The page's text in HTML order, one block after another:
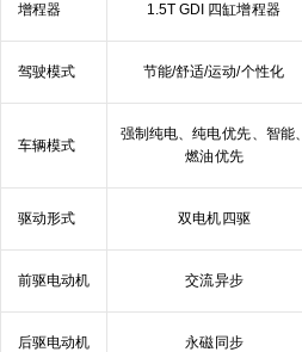
增程器 1.5T GDI 四缸增程器
驾驶模式 节能/舒适/运动/个性⁠化
车辆模式
强制纯电、纯电优先、智能、
燃油优先
驱动形式 双电机 四⁠驱
前驱电动机 交流异步
后驱电动机 永磁 同步